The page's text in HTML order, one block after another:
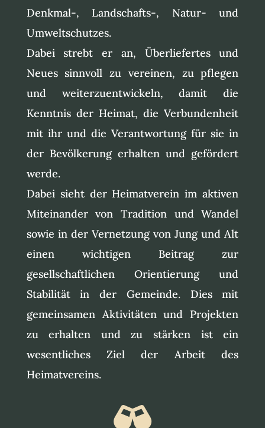
Denkmal-, Landschafts-, Natur- und
Umweltschutzes.
Dabei strebt er an, Überliefertes und
Neues sinnvoll zu vereinen, zu pflegen
und weiterzuentwickeln, damit die
Kenntnis der Heimat, die Verbundenheit
mit ihr und die Verantwortung für sie in
der Bevölkerung erhalten und gefördert
werde.
Dabei sieht der Heimatverein im aktiven
Miteinander von Tradition und Wandel
sowie in der Vernetzung von Jung und Alt
einen wichtigen Beitrag zur
gesellschaftlichen Orientierung und
Stabilität in der Gemeinde. Dies mit
gemeinsamen Aktivitäten und Projekten
zu erhalten und zu stärken ist ein
wesentliches Ziel der Arbeit des
Heimatvereins.